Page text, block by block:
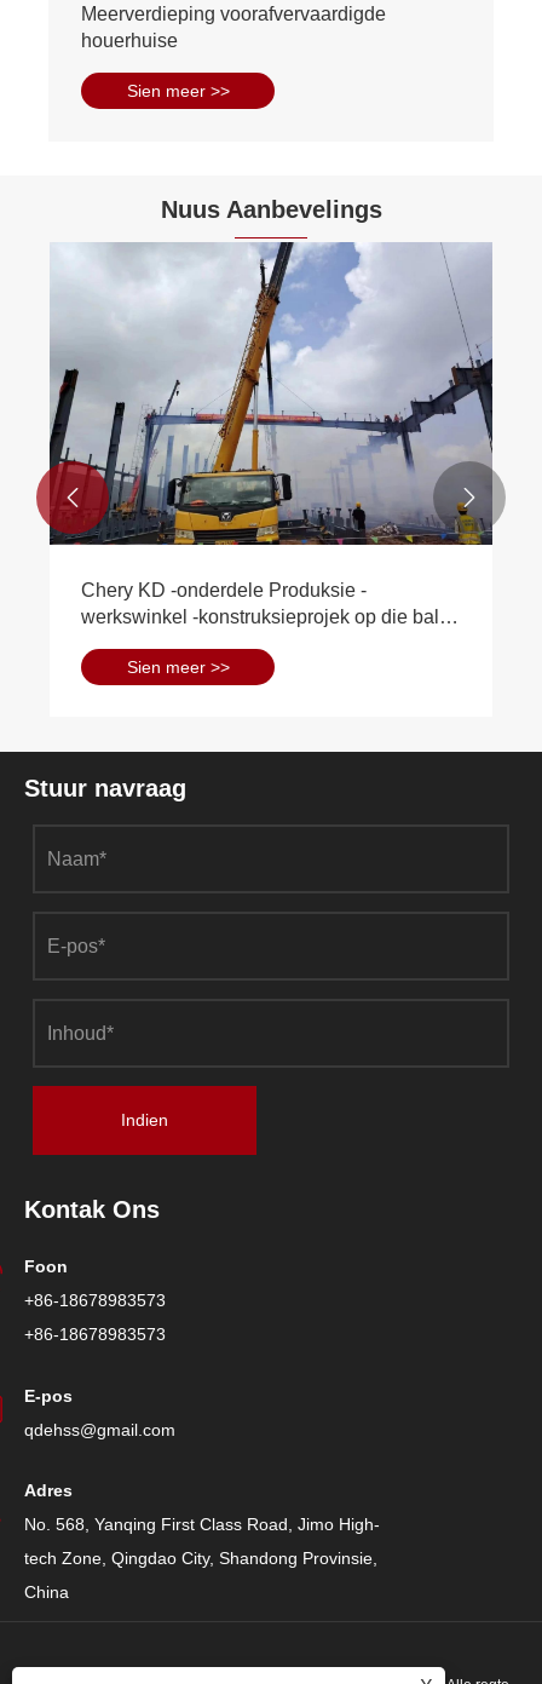
Meerverdieping voorafvervaardigde
houerhuise
Sien meer >>
Nuus Aanbevelings
Chery KD -onderdele Produksie -
werkswinkel -konstruksieprojek op die balk,
Construction Project die bod “Three
Sien meer >>
 
Stuur navraag
Indien
Kontak Ons
Foon
+86-18678983573
+86-18678983573
E-pos
qdehss@gmail.com
Adres
No. 568, Yanqing First Class Road, Jimo High-
tech Zone, Qingdao City, Shandong Provinsie,
China